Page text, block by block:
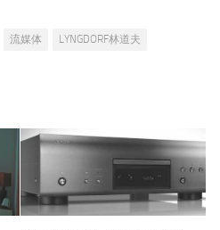
流媒体 LYNGDORF林道夫